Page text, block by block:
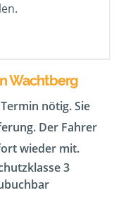
Wachtberg
nötig. Sie
Der Fahrer
wieder mit.
3